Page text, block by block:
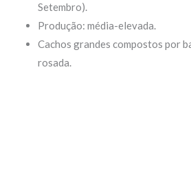
Setembro).
Produção: média-elevada.
Cachos grandes compostos por
rosada.